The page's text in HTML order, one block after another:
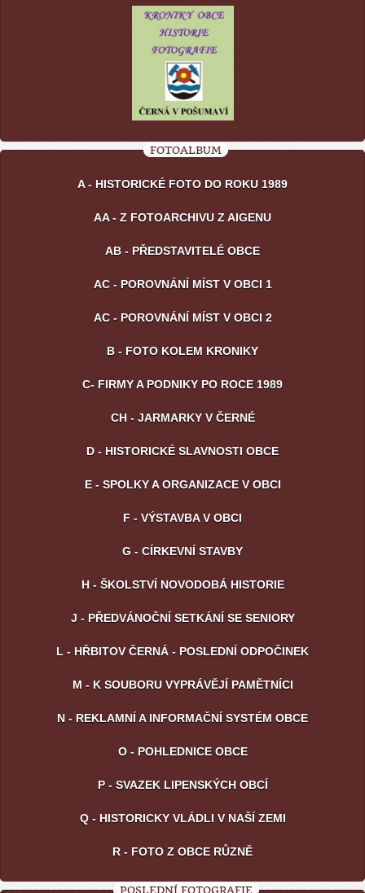
FOTOALBUM
A - HISTORICKÉ FOTO DO ROKU 1989
AA - Z FOTOARCHIVU Z AIGENU
AB - PŘEDSTAVITELÉ OBCE
AC - POROVNÁNÍ MÍST V OBCI 1
AC - POROVNÁNÍ MÍST V OBCI 2
B - FOTO KOLEM KRONIKY
C- FIRMY A PODNIKY PO ROCE 1989
CH - JARMARKY V ČERNÉ
D - HISTORICKÉ SLAVNOSTI OBCE
E - SPOLKY A ORGANIZACE V OBCI
F - VÝSTAVBA V OBCI
G - CÍRKEVNÍ STAVBY
H - ŠKOLSTVÍ NOVODOBÁ HISTORIE
J - PŘEDVÁNOČNÍ SETKÁNÍ SE SENIORY
L - HŘBITOV ČERNÁ - POSLEDNÍ ODPOČINEK
M - K SOUBORU VYPRÁVĚJÍ PAMĚTNÍCI
N - REKLAMNÍ A INFORMAČNÍ SYSTÉM OBCE
O - POHLEDNICE OBCE
P - SVAZEK LIPENSKÝCH OBCÍ
Q - HISTORICKY VLÁDLI V NAŠÍ ZEMI
R - FOTO Z OBCE RŮZNĚ
POSLEDNÍ FOTOGRAFIE